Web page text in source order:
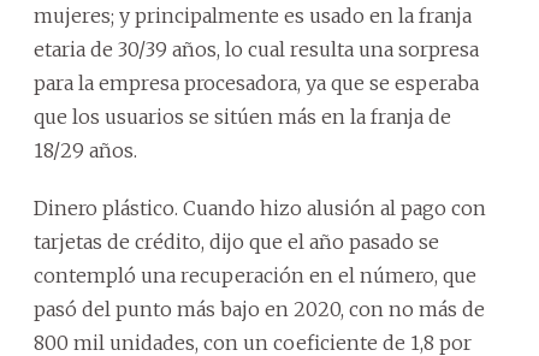
mujeres; y principalmente es usado en la franja
etaria de 30/39 años, lo cual resulta una sorpresa
para la empresa procesadora, ya que se esperaba
que los usuarios se sitúen más en la franja de
18/29 años.
Dinero plástico. Cuando hizo alusión al pago con
tarjetas de crédito, dijo que el año pasado se
contempló una recuperación en el número, que
pasó del punto más bajo en 2020, con no más de
800 mil unidades, con un coeficiente de 1,8 por